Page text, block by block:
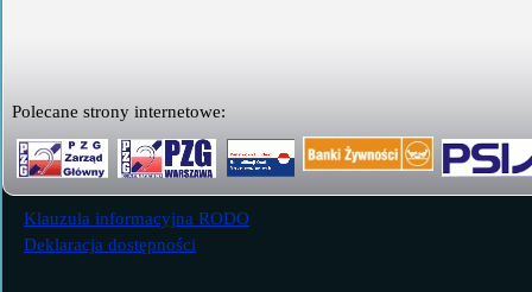
Polecane strony internetowe:
Klauzula informacyjna RODO
Deklaracja dostępności